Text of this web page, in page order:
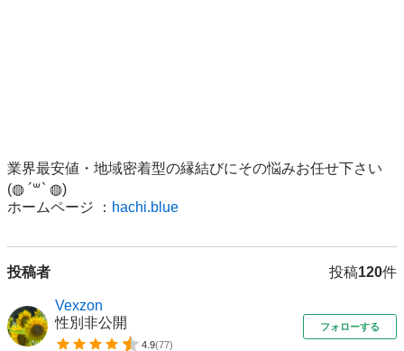
業界最安値・地域密着型の縁結びにその悩みお任せ下さい
(◍ ´꒳` ◍)
ホームページ ： hachi.blue
投稿者 投稿120件
Vexzon
性別非公開
4.9(77)
フォローする